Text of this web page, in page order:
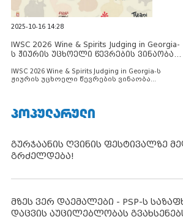
2025-10-16 14:28
IWSC 2026 Wine & Spirits Judging in Georgia-
ს ჟიურის უცხოელი წევრების ვინაობა
IWSC 2026 Wine & Spirits Judging in Georgia-ს
ჟიურის უცხოელი წევრების ვინაობა
ᲞᲝᲞᲣᲚᲐᲠᲣᲚᲘ
გურჯაანის ღვინის ფესტივალზე
გრძელდება!
მზეს ვერ დაემალები - PSP-ს
დაცვის აუცილებლობას